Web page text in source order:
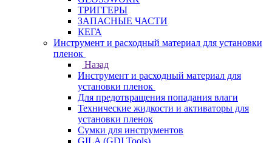
ТРИГГЕРЫ
ЗАПАСНЫЕ ЧАСТИ
КЕГА
Инструмент и расходный материал для установки
пленок
Назад
Инструмент и расходный материал для
установки пленок
Для предотвращения попадания влаги
Технические жидкости и активаторы для
установки пленок
Сумки для инструментов
GILA (GDI Tools)